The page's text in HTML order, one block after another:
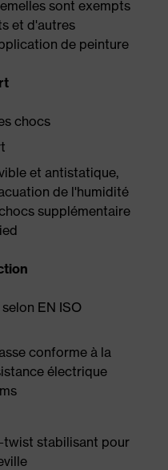
sont exempts
et d'autres
de peinture
chocs
et antistatique,
de l'humidité
supplémentaire
EN ISO
conforme à la
électrique
twist stabilisant pour